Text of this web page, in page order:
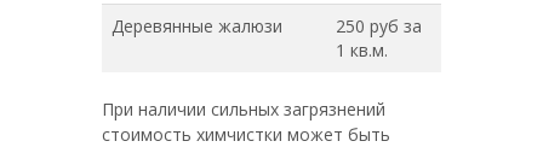
Деревянные жалюзи
250 руб за
1 кв.м.
При наличии сильных загрязнений
стоимость химчистки может быть